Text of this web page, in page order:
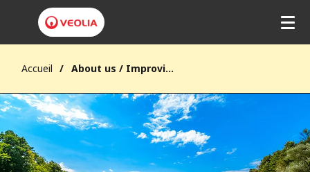
Accueil About us / Improving quality of life